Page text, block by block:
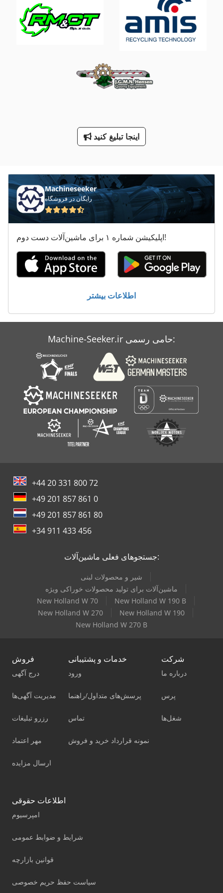
جعبه های خنک کننده
خنک کننده
دندانه دار کردن مطبوعات
دو دندانه دار کردن مطبوعات
اینجا تبلیغ کنید
Machineseeker
رایگان در فروشگاه
اپلیکیشن شماره ۱ برای ماشین‌آلات دست دوم!
اطلاعات بیشتر
Machine-Seeker.ir حامی رسمی:
+44 20 331 800 72
+49 201 857 861 0
+49 201 857 861 80
+34 911 433 456
جستجوهای فعلی ماشین‌آلات:
شیر و محصولات لبنی
ماشین‌آلات برای تولید محصولات خوراکی ویژه
New Holland W 70
New Holland W 190 B
New Holland W 270
New Holland W 190
New Holland W 270 B
فروش
درج آگهی
مدیریت آگهی‌ها
رزرو تبلیغات
مهر اعتماد
ارسال مزایده
خدمات و پشتیبانی
ورود
پرسش‌های متداول/راهنما
تماس
نمونه قرارداد خرید و فروش
شرکت
درباره ما
پرس
شغل‌ها
اطلاعات حقوقی
امپرسیوم
شرایط و ضوابط عمومی
قوانین بازارچه
سیاست حفظ حریم خصوصی